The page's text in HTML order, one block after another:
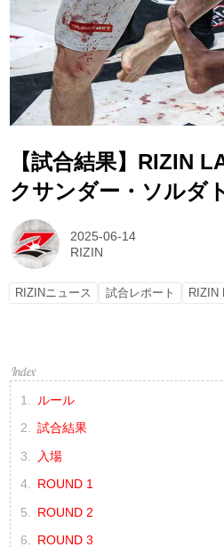
【試合結果】RIZIN
クサンダー・ソルダ
2025-06-14
RIZIN
RIZINニュース 試合レポート RIZIN
ルール
試合結果
入場
ROUND 1
ROUND 2
ROUND 3